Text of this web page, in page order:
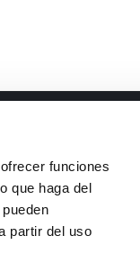
funciones
que haga del
partir del uso
Nava III,